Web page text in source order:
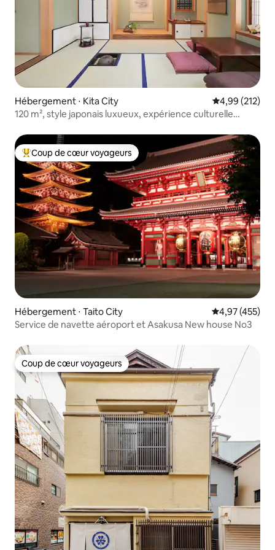
Hébergement ⋅ Kita City Évaluation
4,99 (212)
120 m², style japonais luxueux, expérience culturelle
Coups de cœur voyageurs les plus appréciés
Coup de cœur voyageurs
Hébergement ⋅ Taito City Évaluation
4,97 (455)
Service de navette aéroport et Asakusa New house No3
Coup de cœur voyageurs
Coup de cœur voyageurs